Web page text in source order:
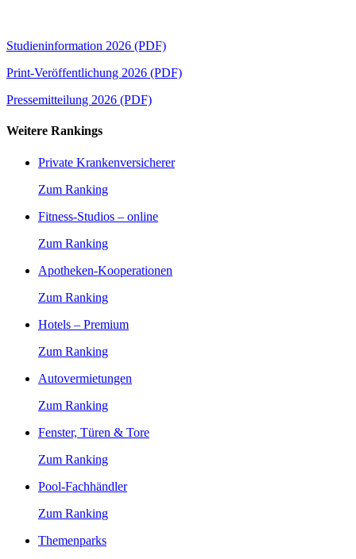
Studieninformation 2026 (PDF)
Print-Veröffentlichung 2026 (PDF)
Pressemitteilung 2026 (PDF)
Weitere Rankings
Private Krankenversicherer
Zum Ranking
Fitness-Studios – online
Zum Ranking
Apotheken-Kooperationen
Zum Ranking
Hotels – Premium
Zum Ranking
Autovermietungen
Zum Ranking
Fenster, Türen & Tore
Zum Ranking
Pool-Fachhändler
Zum Ranking
Themenparks